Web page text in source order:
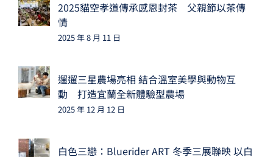
2025貓空孝道傳承感恩封茶 父親節以茶傳
情
2025 年 8 月 11 日
遛遛三星農場亮相 結合溫室美學與動物互
動 打造宜蘭全新體驗型農場
2025 年 12 月 12 日
白色三戀：Bluerider ART 冬季三展聯映 以白